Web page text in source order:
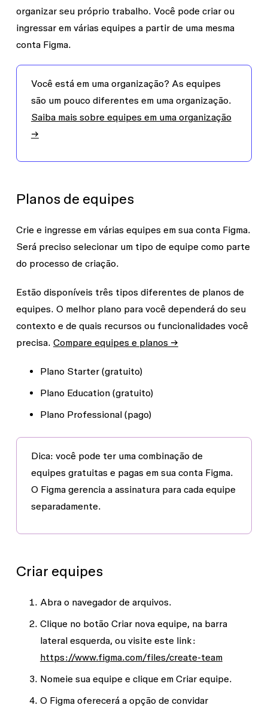
organizar seu próprio trabalho. Você pode criar ou
ingressar em várias equipes a partir de uma mesma
conta Figma.
Você está em uma organização? As equipes
são um pouco diferentes em uma organização.
Saiba mais sobre equipes em uma organização
→
Planos de equipes
Crie e ingresse em várias equipes em sua conta Figma.
Será preciso selecionar um tipo de equipe como parte
do processo de criação.
Estão disponíveis três tipos diferentes de planos de
equipes. O melhor plano para você dependerá do seu
contexto e de quais recursos ou funcionalidades você
precisa. Compare equipes e planos →
Plano Starter (gratuito)
Plano Education (gratuito)
Plano Professional (pago)
Dica: você pode ter uma combinação de
equipes gratuitas e pagas em sua conta Figma.
O Figma gerencia a assinatura para cada equipe
separadamente.
Criar equipes
Abra o navegador de arquivos.
Clique no botão Criar nova equipe, na barra
lateral esquerda, ou visite este link:
https://www.figma.com/files/create-team
Nomeie sua equipe e clique em Criar equipe.
O Figma oferecerá a opção de convidar